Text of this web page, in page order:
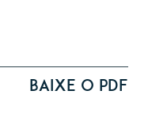
Baixe o PDF